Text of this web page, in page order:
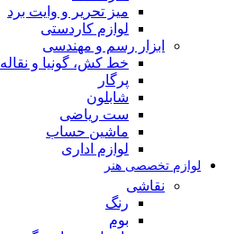
میز تحریر و وایت برد
لوازم کاردستی
ابزار رسم و مهندسی
خط کش، گونیا و نقاله
پرگار
شابلون
ست ریاضی
ماشین حساب
لوازم اداری
لوازم تخصصی هنر
نقاشی
رنگ
بوم